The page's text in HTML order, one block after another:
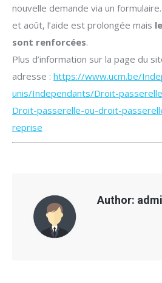
nouvelle demande via un
et août, l’aide est prolongée mais
sont renforcées.
Plus d’information sur la page du
adresse : https://www.ucm.be/
unis/Independants/Droit-
Droit-passerelle-ou-droit-
reprise
Author: